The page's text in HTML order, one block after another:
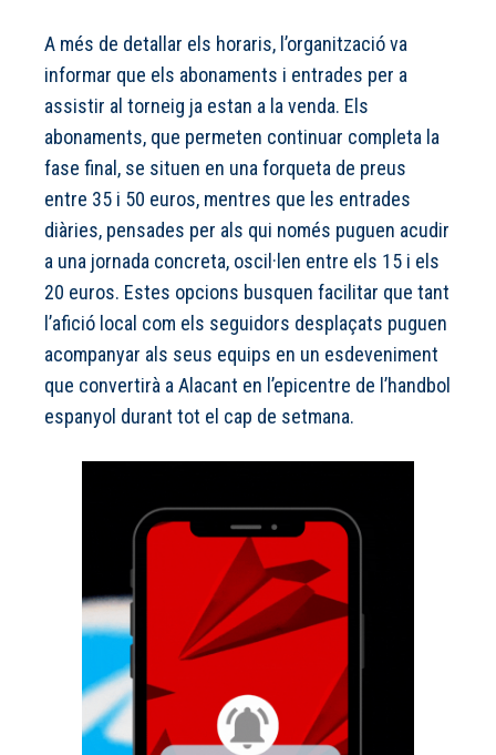
A més de detallar els horaris, l’organització va
informar que els abonaments i entrades per a
assistir al torneig ja estan a la venda. Els
abonaments, que permeten continuar completa la
fase final, se situen en una forqueta de preus
entre 35 i 50 euros, mentres que les entrades
diàries, pensades per als qui només puguen acudir
a una jornada concreta, oscil·len entre els 15 i els
20 euros. Estes opcions busquen facilitar que tant
l’afició local com els seguidors desplaçats puguen
acompanyar als seus equips en un esdeveniment
que convertirà a Alacant en l’epicentre de l’handbol
espanyol durant tot el cap de setmana.